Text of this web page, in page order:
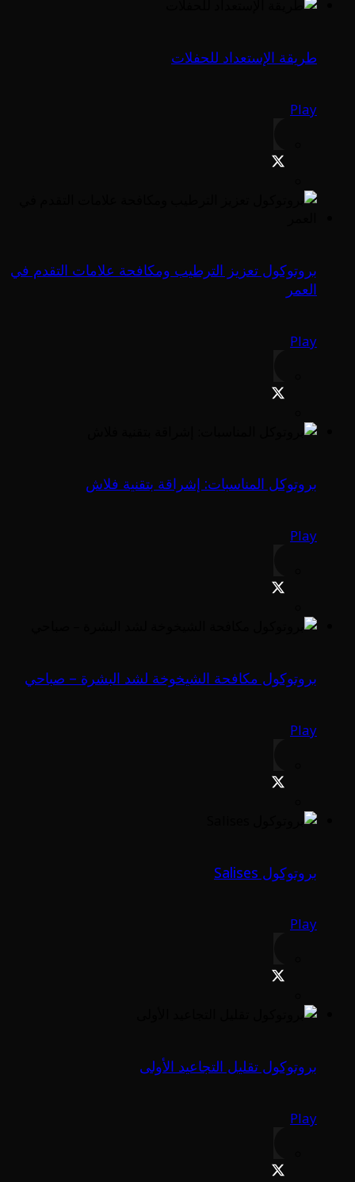
طريقة الإستعداد للحفلات
Play
بروتوكول تعزيز الترطيب ومكافحة علامات التقدم في
العمر
Play
بروتوكل المناسبات: إشراقة بتقنية فلاش
Play
بروتوكول مكافحة الشيخوخة لشد البشرة – صباحي
Play
بروتوكول Salises
Play
بروتوكول تقليل التجاعيد الأولى
Play